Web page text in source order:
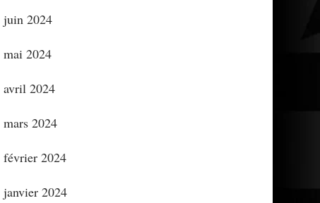
juin 2024
mai 2024
avril 2024
mars 2024
février 2024
janvier 2024